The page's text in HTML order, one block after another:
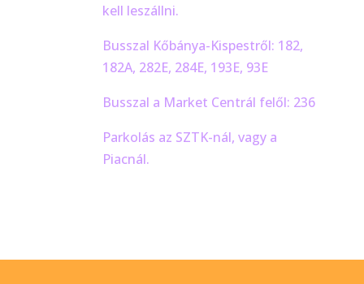
kell leszállni.
Busszal Kőbánya-Kispestről: 182,
182A, 282E, 284E, 193E, 93E
Busszal a Market Centrál felől: 236
Parkolás az SZTK-nál, vagy a
Piacnál.